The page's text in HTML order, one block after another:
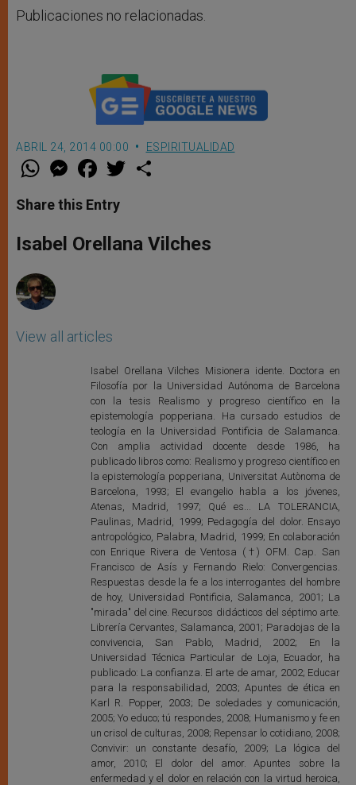
Publicaciones no relacionadas.
ABRIL 24, 2014 00:00 ESPIRITUALIDAD
W
t
s
p
p
M
e
s
e
g
e
F
a
e
b
o
k
w
r
Share this Entry
Isabel Orellana Vilches
View all articles
Isabel Orellana Vilches Misionera idente. Doctora en
Filosofía por la Universidad Autónoma de Barcelona
con la tesis Realismo y progreso científico en la
epistemología popperiana. Ha cursado estudios de
teología en la Universidad Pontificia de Salamanca.
Con amplia actividad docente desde 1986, ha
publicado libros como: Realismo y progreso científico en
la epistemología popperiana, Universitat Autònoma de
Barcelona, 1993; El evangelio habla a los jóvenes,
Atenas, Madrid, 1997; Qué es... LA TOLERANCIA,
Paulinas, Madrid, 1999; Pedagogía del dolor. Ensayo
antropológico, Palabra, Madrid, 1999; En colaboración
con Enrique Rivera de Ventosa (†) OFM. Cap. San
Francisco de Asís y Fernando Rielo: Convergencias.
Respuestas desde la fe a los interrogantes del hombre
de hoy, Universidad Pontificia, Salamanca, 2001; La
"mirada" del cine. Recursos didácticos del séptimo arte.
Librería Cervantes, Salamanca, 2001; Paradojas de la
convivencia, San Pablo, Madrid, 2002; En la
Universidad Técnica Particular de Loja, Ecuador, ha
publicado: La confianza. El arte de amar, 2002; Educar
para la responsabilidad, 2003; Apuntes de ética en
Karl R. Popper, 2003; De soledades y comunicación,
2005; Yo educo; tú respondes, 2008; Humanismo y fe en
un crisol de culturas, 2008; Repensar lo cotidiano, 2008;
Convivir: un constante desafío, 2009; La lógica del
amor, 2010; El dolor del amor. Apuntes sobre la
enfermedad y el dolor en relación con la virtud heroica,